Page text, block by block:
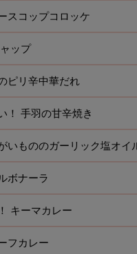
スコップコロッケ
ップ
ピリ辛中華だれ
！ 手羽の甘辛焼き
いもののガーリック塩オイ
ボナーラ
キーマカレー
フカレー